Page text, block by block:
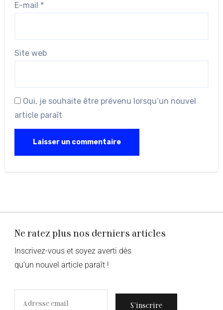
E-mail *
Site web
Oui, je souhaite être prévenu lorsqu’un nouvel
article paraît
Ne ratez plus nos derniers articles
Inscrivez-vous et soyez averti dès
qu’un nouvel article paraît !
S’inscrire